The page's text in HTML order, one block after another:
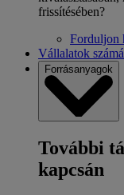
frissítésében?
Forduljon
Vállalatok
Forrásanyagok
További
kapcsán